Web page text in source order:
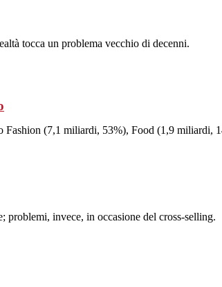
tocca un problema vecchio di decenni.
(7,1 miliardi, 53%), Food (1,9 miliardi,
problemi, invece, in occasione del cross-selling.